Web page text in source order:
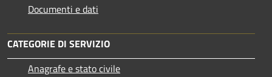
Documenti e dati
CATEGORIE DI SERVIZIO
Anagrafe e stato civile